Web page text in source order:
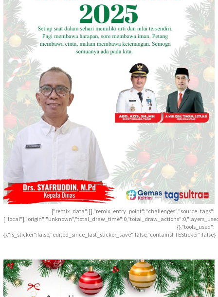
{"remix_data":[],"remix_entry_point":"challenges","source_tags":
{},"tools_used":
{},"is_sticker":false,"edited_since_last_sticker_save":false,"containsFTESticker":false}